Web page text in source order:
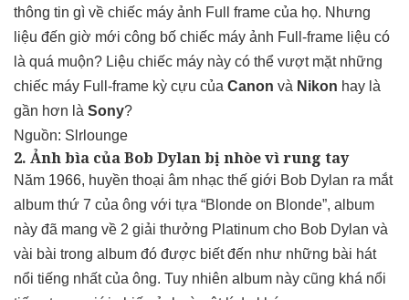
thông tin gì về chiếc máy ảnh Full frame của họ. Nhưng
liệu đến giờ mới công bố chiếc máy ảnh Full-frame liệu có
là quá muộn? Liệu chiếc máy này có thể vượt mặt những
chiếc máy Full-frame kỳ cựu của Canon và Nikon hay là
gần hơn là Sony?
Nguồn: Slrlounge
2. Ảnh bìa của Bob Dylan bị nhòe vì rung tay
Năm 1966, huyền thoại âm nhạc thế giới Bob Dylan ra mắt
album thứ 7 của ông với tựa “Blonde on Blonde”, album
này đã mang về 2 giải thưởng Platinum cho Bob Dylan và
vài bài trong album đó được biết đến như những bài hát
nổi tiếng nhất của ông. Tuy nhiên album này cũng khá nổi